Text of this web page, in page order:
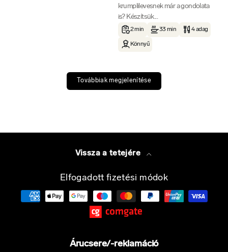
krumplilevesnek már a gondolata
is? Készítsük...
2 min 33 min 4 adag
Könnyű
Továbbiak megjelenítése
Vissza a tetejére
Elfogadott fizetési módok
Árucsere/-reklamáció